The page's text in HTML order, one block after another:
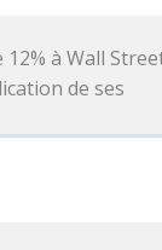
12% à Wall
de ses